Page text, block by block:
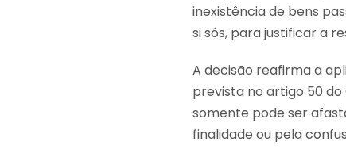
inexistência de bens
si sós, para justificar a
A decisão reafirma a
prevista no artigo 50 do
somente pode ser
finalidade ou pela